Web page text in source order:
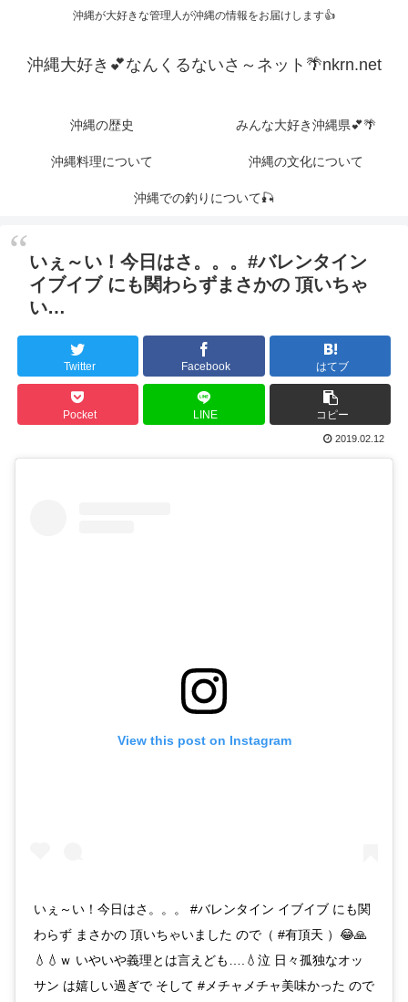
沖縄が大好きな管理人が沖縄の情報をお届けします👍
沖縄大好き💕なんくるないさ～ネット🌴nkrn.net
沖縄の歴史 みんな大好き沖縄県💕🌴
沖縄料理について 沖縄の文化について
沖縄での釣りについて🎣
いぇ～い！今日はさ。。。#バレンタイン
イブイブ にも関わらずまさかの 頂いちゃ
い…
Twitter Facebook はてブ
Pocket LINE コピー
2019.02.12
View this post on Instagram
いぇ～い！今日はさ。。。 #バレンタイン イブイブ にも関
わらず まさかの 頂いちゃいました ので（ #有頂天 ）😂🙏
💧💧ｗ いやいや義理とは言えども….💧泣 日々孤独なオッ
サン は嬉しい過ぎで そして #メチャメチャ美味かった ので